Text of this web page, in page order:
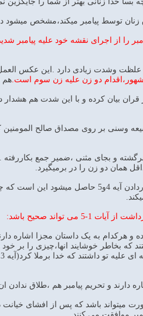
تا از زنان پیامبر را از اجرای نقشه خود
علظت وشدت زیادی دارد .این عکس
دو زن علیه زن سوم است.هم
در قران بیان کرده و با این شدت هم
وسنی بر روی مصداق صالح
همان دو زن را در برمیگیرد.
نکته دیگری که از کنارهم قراردادن
می تواند صحیح باشد: